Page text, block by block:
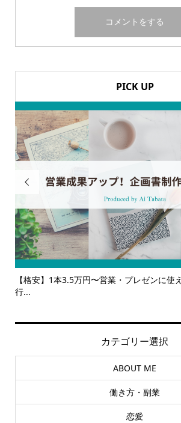
PICK UP

使える企画書作成代
【サービス一覧】広
カテゴリー選択
ABOUT ME
働き方・副業
恋愛